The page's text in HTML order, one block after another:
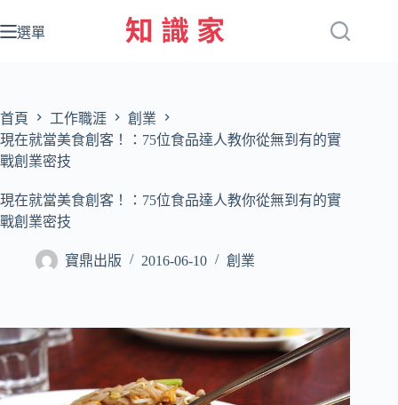
至
容
選單
首頁 工作職涯
創業
現在就當美食創客！：75位食品達人教你從無到有的實
戰創業密技
現在就當美食創客！：75位食品達人教你從無到有的實
戰創業密技
寶鼎出版 2016-06-10 創業